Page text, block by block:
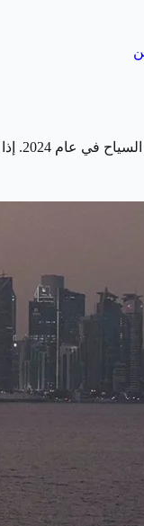
هذا هو الوقت المثالي.…